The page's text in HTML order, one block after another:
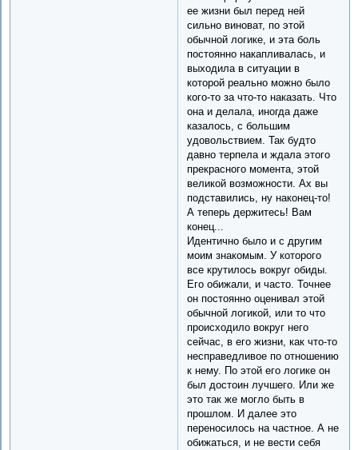
ее жизни был перед ней
сильно виноват, по этой
обычной логике, и эта боль
постоянно накапливалась, и
выходила в ситуации в
которой реально можно было
кого-то за что-то наказать. Что
она и делала, иногда даже
казалось, с большим
удовольствием. Так будто
давно терпела и ждала этого
прекрасного момента, этой
великой возможности. Ах вы
подставились, ну наконец-то!
А теперь держитесь! Вам
конец...
Идентично было и с другим
моим знакомым. У которого
все крутилось вокруг обиды.
Его обижали, и часто. Точнее
он постоянно оценивал этой
обычной логикой, или то что
происходило вокруг него
сейчас, в его жизни, как что-то
несправедливое по отношению
к нему. По этой его логике он
был достоин лучшего. Или же
это так же могло быть в
прошлом. И далее это
переносилось на частное. А не
обижаться, и не вести себя